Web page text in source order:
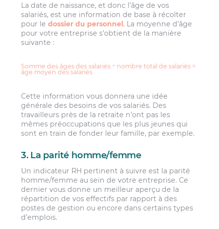
La date de naissance, et donc l’âge de vos
salariés, est une information de base à récolter
pour ledossier du personnel. La moyenne d’âge
pour votre entreprise s’obtient de la manière
suivante :
Somme des âges des salariés ÷ nombre total de salariés =
âge moyen des salariés
Cette information vous donnera une idée
générale des besoins de vos salariés. Des
travailleurs près de la retraite n’ont pas les
mêmes préoccupations que les plus jeunes qui
sont en train de fonder leur famille, par exemple.
3. La parité homme/femme
Un indicateur RH pertinent à suivre est la parité
homme/femme au sein de votre entreprise. Ce
dernier vous donne un meilleur aperçu de la
répartition de vos effectifs par rapport à des
postes de gestion ou encore dans certains types
d’emplois.